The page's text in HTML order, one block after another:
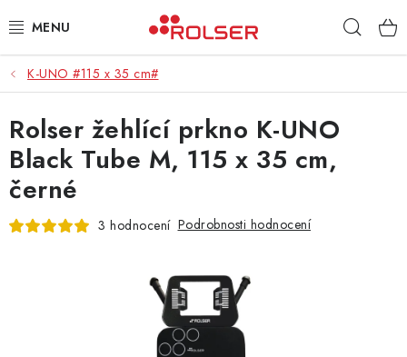
na
TAŠKY NA KOLEČKÁCH
ŽEHLICÍ PRKNA
SCHŮDKY
KLASICKÉ TAŠKY
Obchodní podmínky
K-UNO #115 x 35 cm#
Rolser žehlící prkno K-UNO
Black Tube M, 115 x 35 cm,
černé
3 hodnocení Podrobnosti hodnocení